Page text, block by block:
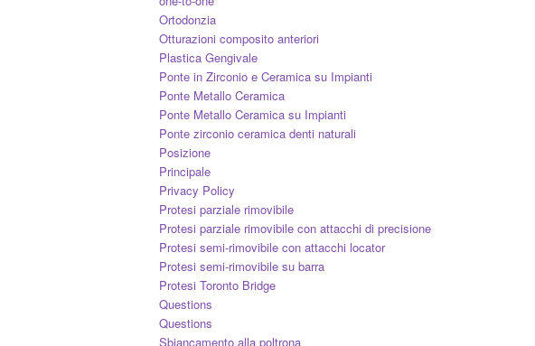
Ortodonzia
Otturazioni composito anteriori
Plastica Gengivale
Ponte in Zirconio e Ceramica su Impianti
Ponte Metallo Ceramica
Ponte Metallo Ceramica su Impianti
Ponte zirconio ceramica denti naturali
Posizione
Principale
Privacy Policy
Protesi parziale rimovibile
Protesi parziale rimovibile con attacchi di precisione
Protesi semi-rimovibile con attacchi locator
Protesi semi-rimovibile su barra
Protesi Toronto Bridge
Questions
Questions
Sbiancamento alla poltrona